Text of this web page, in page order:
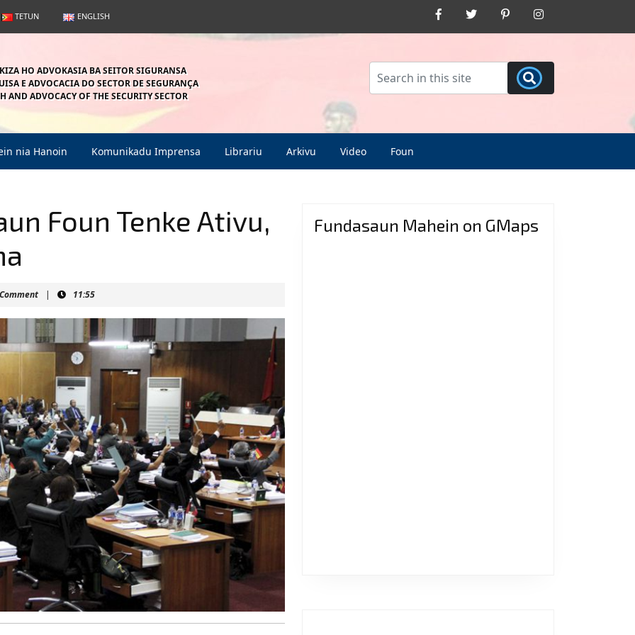
TETUN ENGLISH
Facebook Twitter Pinterest
HO ADVOKASIA BA SEITOR SIGURANSA
E ADVOCACIA DO SECTOR DE SEGURANÇA
AND ADVOCACY OF THE SECURITY SECTOR
nia Hanoin Komunikadu Imprensa Librariu Arkivu Video Foun
Foun Tenke Ativu,
| 11:55
Fundasaun Mahein on GMaps